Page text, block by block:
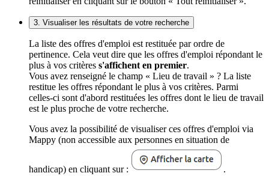
3. Visualiser les résultats de votre recherche
La liste des offres d'emploi est restituée par ordre de
pertinence. Cela veut dire que les offres d'emploi répondant le
plus à vos critères s'affichent en premier.
Vous avez renseigné le champ « Lieu de travail » ? La liste
restitue les offres répondant le plus à vos critères. Parmi
celles-ci sont d'abord restituées les offres dont le lieu de travail
est le plus proche de votre recherche.
Vous avez la possibilité de visualiser ces offres d'emploi via
Mappy (non accessible aux personnes en situation de
handicap) en cliquant sur :
.